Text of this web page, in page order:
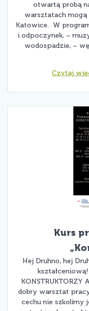
otwartą próbą
warsztatach
Katowice. W
i odpoczynek, –
wodospadzie, –
Kurs
Hej Druhno, hej
kształceniową!
dobry warsztat
cechu nie szkolimy